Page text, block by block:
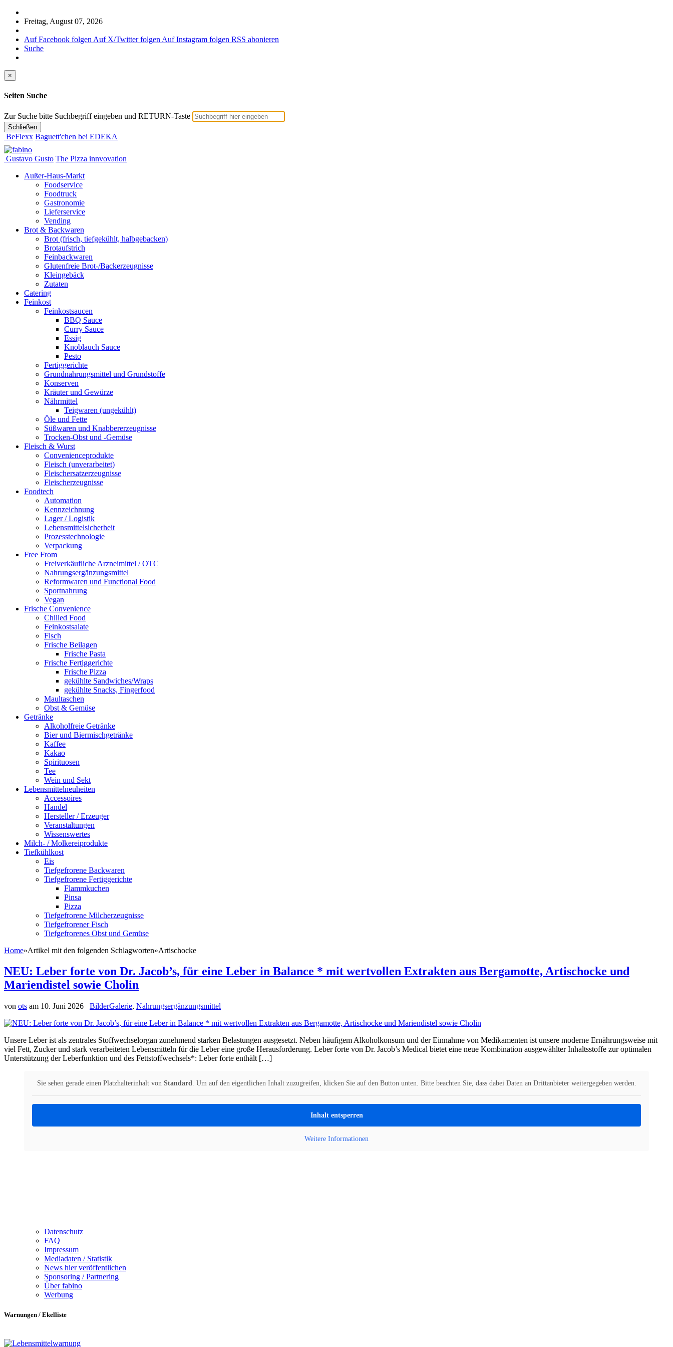
Freitag, August 07, 2026
Auf Facebook folgen Auf X/Twitter folgen Auf Instagram folgen RSS abonieren
Suche
×
Seiten Suche
Zur Suche bitte Suchbegriff eingeben und RETURN-Taste
Schließen
BeFlexx Baguett'chen bei EDEKA
Gustavo Gusto The Pizza innvovation
Außer-Haus-Markt
Foodservice
Foodtruck
Gastronomie
Lieferservice
Vending
Brot & Backwaren
Brot (frisch, tiefgekühlt, halbgebacken)
Brotaufstrich
Feinbackwaren
Glutenfreie Brot-/Backerzeugnisse
Kleingebäck
Zutaten
Catering
Feinkost
Feinkostsaucen
BBQ Sauce
Curry Sauce
Essig
Knoblauch Sauce
Pesto
Fertiggerichte
Grundnahrungsmittel und Grundstoffe
Konserven
Kräuter und Gewürze
Nährmittel
Teigwaren (ungekühlt)
Öle und Fette
Süßwaren und Knabbererzeugnisse
Trocken-Obst und -Gemüse
Fleisch & Wurst
Convenienceprodukte
Fleisch (unverarbeitet)
Fleischersatzerzeugnisse
Fleischerzeugnisse
Foodtech
Automation
Kennzeichnung
Lager / Logistik
Lebensmittelsicherheit
Prozesstechnologie
Verpackung
Free From
Freiverkäufliche Arzneimittel / OTC
Nahrungsergänzungsmittel
Reformwaren und Functional Food
Sportnahrung
Vegan
Frische Convenience
Chilled Food
Feinkostsalate
Fisch
Frische Beilagen
Frische Pasta
Frische Fertiggerichte
Frische Pizza
gekühlte Sandwiches/Wraps
gekühlte Snacks, Fingerfood
Maultaschen
Obst & Gemüse
Getränke
Alkoholfreie Getränke
Bier und Biermischgetränke
Kaffee
Kakao
Spirituosen
Tee
Wein und Sekt
Lebensmittelneuheiten
Accessoires
Handel
Hersteller / Erzeuger
Veranstaltungen
Wissenswertes
Milch- / Molkereiprodukte
Tiefkühlkost
Eis
Tiefgefrorene Backwaren
Tiefgefrorene Fertiggerichte
Flammkuchen
Pinsa
Pizza
Tiefgefrorene Milcherzeugnisse
Tiefgefrorener Fisch
Tiefgefrorenes Obst und Gemüse
Home»Artikel mit den folgenden Schlagworten»Artischocke
NEU: Leber forte von Dr. Jacob’s, für eine Leber in Balance * mit wertvollen Extrakten aus Bergamotte, Artischocke und
Mariendistel sowie Cholin
von ots am 10. Juni 2026 BilderGalerie, Nahrungsergänzungsmittel
Unsere Leber ist als zentrales Stoffwechselorgan zunehmend starken Belastungen ausgesetzt. Neben häufigem Alkoholkonsum und der Einnahme von Medikamenten ist unsere moderne Ernährungsweise mit
viel Fett, Zucker und stark verarbeiteten Lebensmitteln für die Leber eine große Herausforderung. Leber forte von Dr. Jacob’s Medical bietet eine neue Kombination ausgewählter Inhaltsstoffe zur optimalen
Unterstützung der Leberfunktion und des Fettstoffwechsels*: Leber forte enthält […]
Sie sehen gerade einen Platzhalterinhalt von Standard. Um auf den eigentlichen Inhalt zuzugreifen, klicken Sie auf den Button unten. Bitte beachten Sie, dass dabei Daten an Drittanbieter weitergegeben werden.
Inhalt entsperren
Weitere Informationen
Datenschutz
FAQ
Impressum
Mediadaten / Statistik
News hier veröffentlichen
Sponsoring / Partnering
Über fabino
Werbung
Warnungen / Ekelliste